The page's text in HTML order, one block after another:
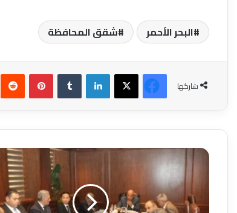
البحر الأحمر شقق المحافظة
شاركها
فيسبوك‫X لينكدإن بينتيريست
وزير
الكهرباء
والطاقة
المتجددة
يبحث